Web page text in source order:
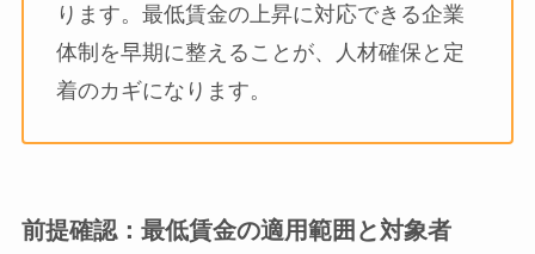
ります。最低賃金の上昇に対応できる企業
体制を早期に整えることが、人材確保と定
着のカギになります。
前提確認：最低賃金の適用範囲と対象者